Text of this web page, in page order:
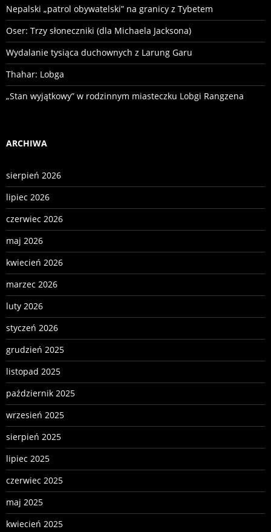
Nepalski „patrol obywatelski” na granicy z Tybetem
Oser: Trzy słoneczniki (dla Michaela Jacksona)
Wydalanie tysiąca duchownych z Larung Garu
Thahar: Lobga
„Stan wyjątkowy” w rodzinnym miasteczku Lobgi Rangzena
ARCHIWA
sierpień 2026
lipiec 2026
czerwiec 2026
maj 2026
kwiecień 2026
marzec 2026
luty 2026
styczeń 2026
grudzień 2025
listopad 2025
październik 2025
wrzesień 2025
sierpień 2025
lipiec 2025
czerwiec 2025
maj 2025
kwiecień 2025